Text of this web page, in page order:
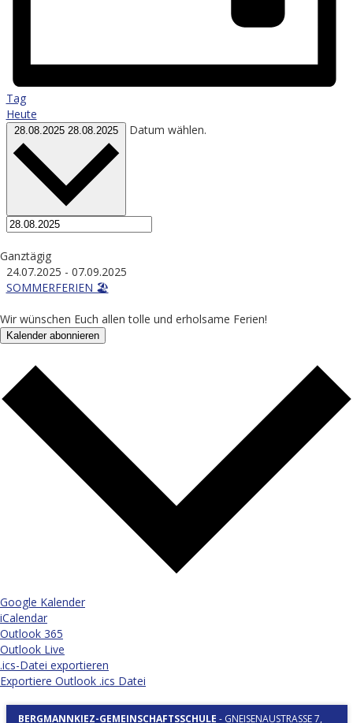
Tag
Heute
28.08.2025 28.08.2025 Datum wählen.
Ganztägig
24.07.2025 - 07.09.2025
SOMMERFERIEN 🏖️
Wir wünschen Euch allen tolle und erholsame Ferien!
Kalender abonnieren
Google Kalender
iCalendar
Outlook 365
Outlook Live
.ics-Datei exportieren
Exportiere Outlook .ics Datei
BERGMANNKIEZ-GEMEINSCHAFTSSCHULE - GNEISENAUSTRASSE 7, 1